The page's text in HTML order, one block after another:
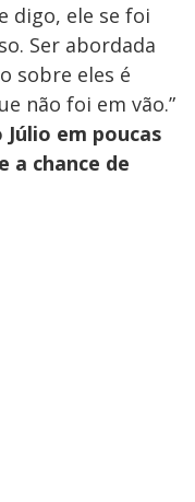
digo, ele se foi
Ser abordada
sobre eles é
não foi em vão.”
Júlio em poucas
a chance de